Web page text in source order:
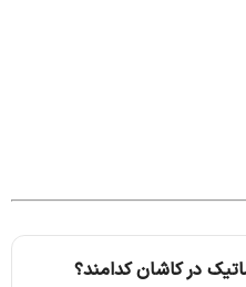
در کاشان کدامند؟